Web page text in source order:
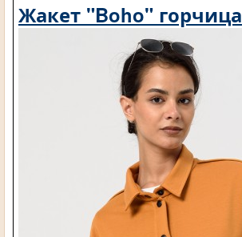
Жакет "Boho" горчица